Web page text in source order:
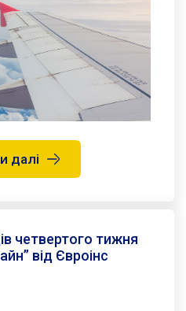
далі
четвертого тижня
від Євроінс